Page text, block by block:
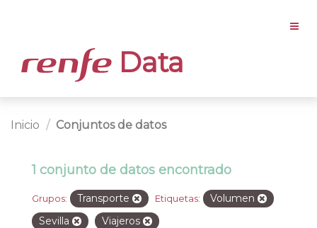
Data
Inicio Conjuntos de datos
1 conjunto de datos encontrado
Grupos: Transporte Etiquetas:
Volumen
Sevilla
Viajeros